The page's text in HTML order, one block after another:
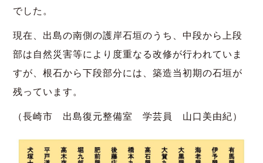
でした。
現在、出島の南側の護岸石垣のうち、中段から上段
部は自然災害等により度重なる改修が行われていま
すが、根石から下段部分には、築造当初期の石垣が
残っています。
（長崎市 出島復元整備室 学芸員 山口美由紀）